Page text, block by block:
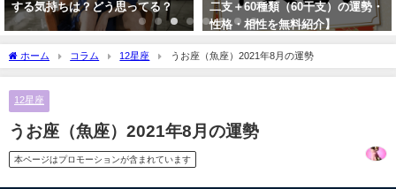
する気持ちは？どう思ってる？
二支＋60種類（60干支）の運勢・
性格・相性を無料紹介】
ホーム コラム 12星座 うお座（魚座）2021年8月の運勢
12星座
うお座（魚座）2021年8月の運勢
本ページはプロモーションが含まれています